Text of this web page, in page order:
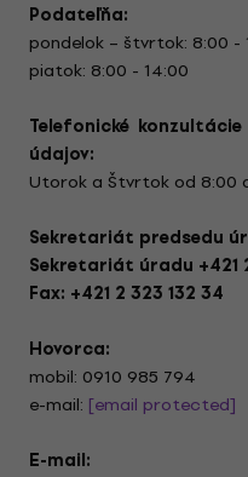
Podateľňa:
pondelok – štvrtok: 8:00 -
piatok: 8:00 - 14:00
Telefonické
údajov:
Utorok a Štvrtok od 8:00
Sekretariát predsedu
Sekretariát úradu +421
Fax: +421 2 323 132 34
Hovorca:
mobil: 0910 985 794
e-mail: [email protected]
E-mail: